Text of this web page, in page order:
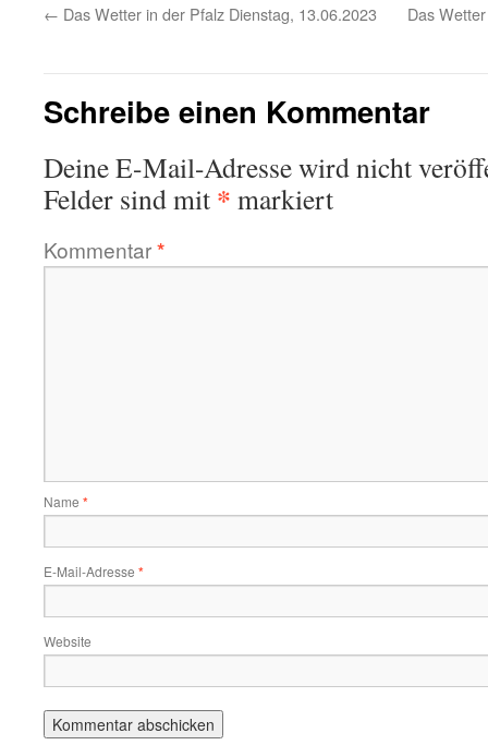
← Das Wetter in der Pfalz Dienstag, 13.06.2023 Das
Schreibe einen Kommentar
Deine E-Mail-Adresse wird nicht
Felder sind mit * markiert
Kommentar*
Name *
E-Mail-Adresse *
Website